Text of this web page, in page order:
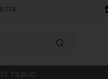
774
TILBUD